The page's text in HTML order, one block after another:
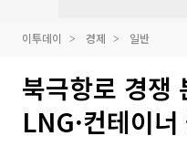
이투데이 경제 일반
북극항로 경쟁
LNG·컨테이